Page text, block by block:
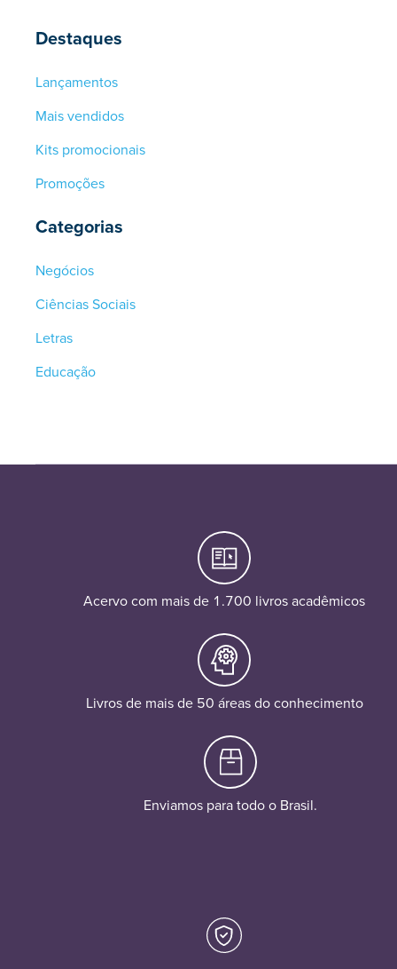
Destaques
Lançamentos
Mais vendidos
Kits promocionais
Promoções
Categorias
Negócios
Ciências Sociais
Letras
Educação
Acervo com mais de 1.700 livros acadêmicos
Livros de mais de 50 áreas do conhecimento
Enviamos para todo o Brasil.